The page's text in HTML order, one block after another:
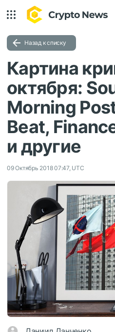
Назад к списку
Картина
октября:
Morning
Beat,
и другие
09 Октябрь 2018 07:47, UTC